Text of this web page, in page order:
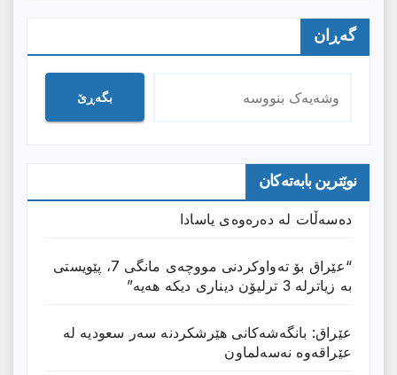
گەڕان
بگەڕێ
نوێترین بابەتەکان
دەسەڵات لە دەرەوەی یاسادا
“عێراق بۆ تەواوکردنی مووچەی مانگى 7، پێویستی
بە زیاترلە 3 ترلیۆن دیناری دیکە هەیە”
عێراق: بانگەشەكانی هێرشكردنە سەر سعودیە لە
عێراقەوە نەسەلماون